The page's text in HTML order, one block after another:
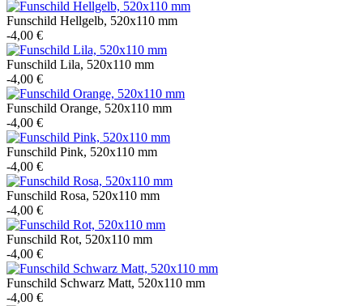
Funschild Hellgelb, 520x110 mm
-4,00 €
Funschild Lila, 520x110 mm
-4,00 €
Funschild Orange, 520x110 mm
-4,00 €
Funschild Pink, 520x110 mm
-4,00 €
Funschild Rosa, 520x110 mm
-4,00 €
Funschild Rot, 520x110 mm
-4,00 €
Funschild Schwarz Matt, 520x110 mm
-4,00 €